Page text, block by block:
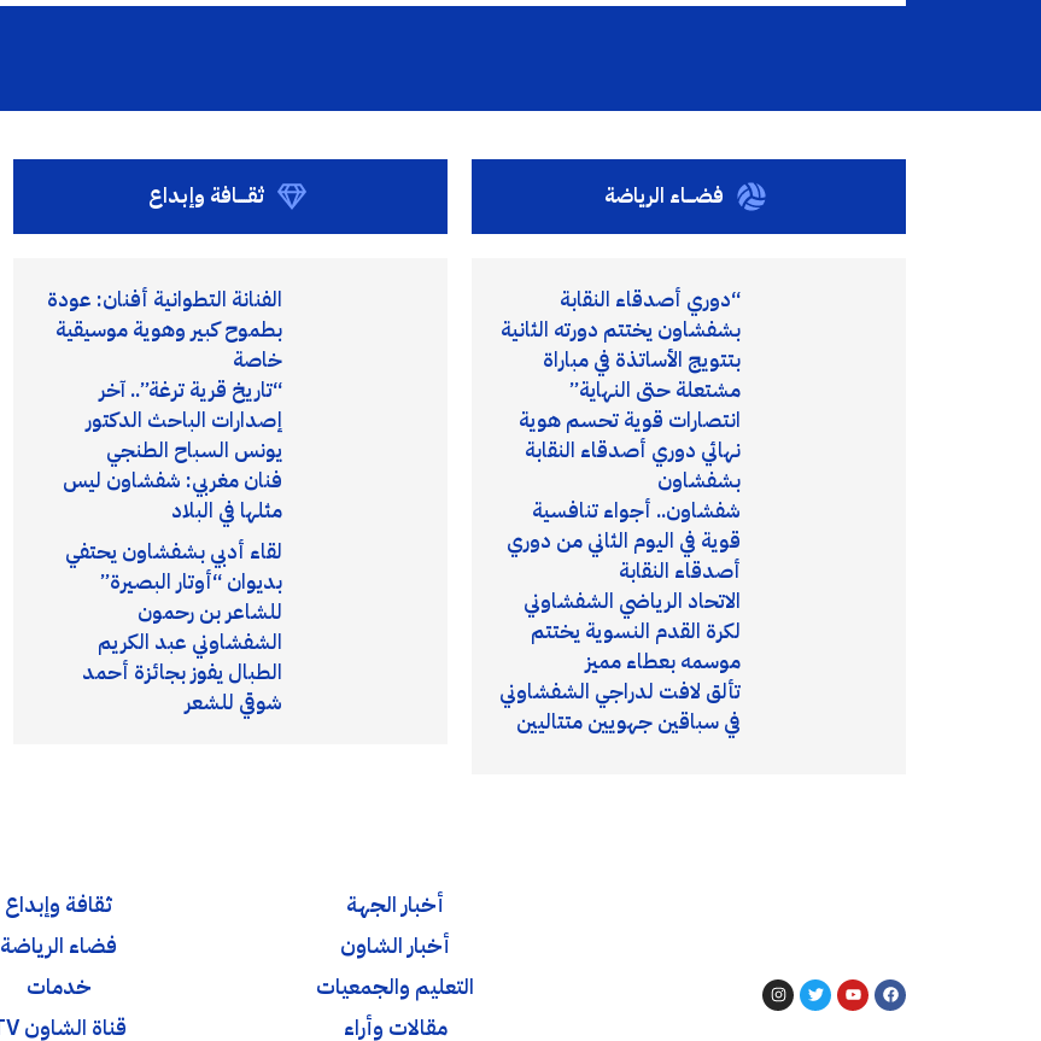
فضـــاء الرياضة
“دوري أصدقاء النقابة
بشفشاون يختتم دورته الثانية
بتتويج الأساتذة في مباراة
مشتعلة حتى النهاية”
انتصارات قوية تحسم هوية
نهائي دوري أصدقاء النقابة
بشفشاون
شفشاون.. أجواء تنافسية
قوية في اليوم الثاني من دوري
أصدقاء النقابة
الاتحاد الرياضي الشفشاوني
لكرة القدم النسوية يختتم
موسمه بعطاء مميز
تألق لافت لدراجي الشفشاوني
في سباقين جهويين متتاليين
ثقــــافة وإبداع
الفنانة التطوانية أفنان: عودة
بطموح كبير وهوية موسيقية
خاصة
“تاريخ قرية ترغة”.. آخر
إصدارات الباحث الدكتور
يونس السباح الطنجي
فنان مغربي: شفشاون ليس
مثلها في البلاد
لقاء أدبي بشفشاون يحتفي
بديوان “أوتار البصيرة”
للشاعر بن رحمون
الشفشاوني عبد الكريم
الطبال يفوز بجائزة أحمد
شوقي للشعر
أخبار الجهة
أخبار الشاون
التعليم والجمعيات
مقالات وأراء
ثقافة وإبداع
فضاء الرياضة
خدمات
قناة الشاون TV